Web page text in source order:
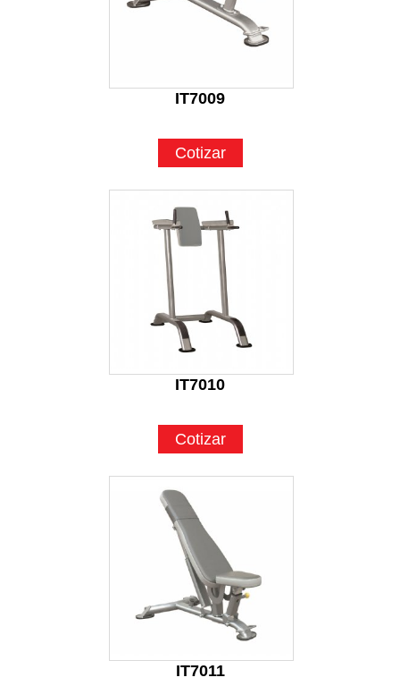
IT7009
Cotizar
IT7010
Cotizar
IT7011